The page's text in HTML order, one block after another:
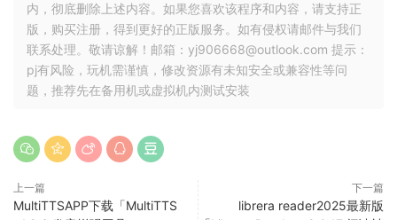
内，彻底删除上述内容。如果您喜欢该程序和内容，请支持正
版，购买注册，得到更好的正版服务。如有侵权请邮件与我们
联系处理。敬请谅解！邮箱：yj906668@outlook.com 提示：
pj有风险，玩机需谨慎，修改资源有未知安全或兼容性等问
题，推荐先在备用机或虚拟机内测试安装
上一篇
MultiTTSAPP下载「MultiTTS
下一篇
librera reader2025最新版